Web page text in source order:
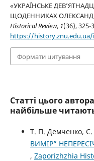
«УКРАЇНСЬКЕ
ЩОДЕННИКАХ
Historical Review, 1(36), 325-
https://
Формати цитування
Статті цього
найбільше
Т. П. Демченко, С.
ВИМІР”
, Zaporizhzhia